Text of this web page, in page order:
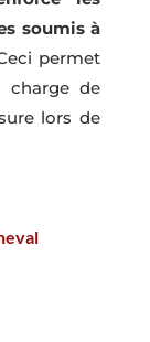
soumis à
permet
charge de
lors de